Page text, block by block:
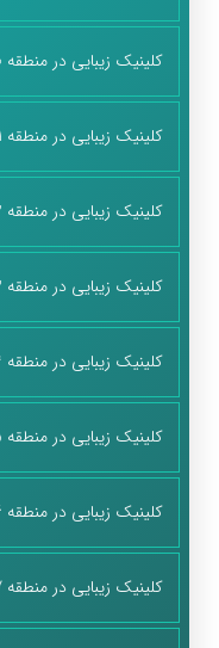
کلینیک زیبایی در منطقه 10
کلینیک زیبایی در منطقه 11
کلینیک زیبایی در منطقه 12
کلینیک زیبایی در منطقه 13
کلینیک زیبایی در منطقه 14
کلینیک زیبایی در منطقه 15
کلینیک زیبایی در منطقه 16
کلینیک زیبایی در منطقه 17